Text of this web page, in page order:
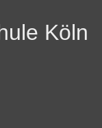
Köln